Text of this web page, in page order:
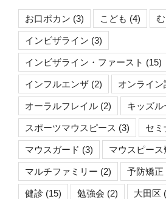
お口ポカン (3) こども (4)
インビザライン (3)
インビザライン・ファースト (15)
インフルエンザ (2) オンライン
オーラルフレイル (2) キッズル
スポーツマウスピース (3) セミ
マウスガード (3) マウスピース
マルチファミリー (2) 予防矯正
健診 (15) 勉強会 (2) 大田区